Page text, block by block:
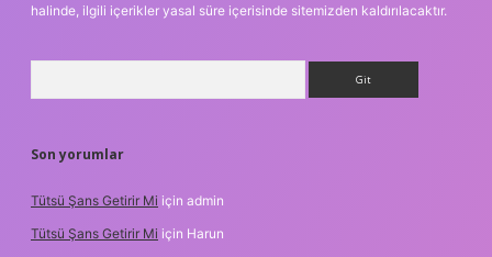
halinde, ilgili içerikler yasal süre içerisinde sitemizden kaldırılacaktır.
Son yorumlar
Tütsü Şans Getirir Mi için admin
Tütsü Şans Getirir Mi için Harun